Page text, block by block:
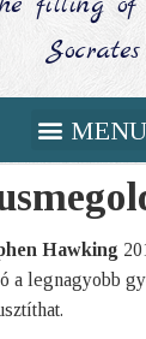
Socrates
Hawking
a legnagyobb